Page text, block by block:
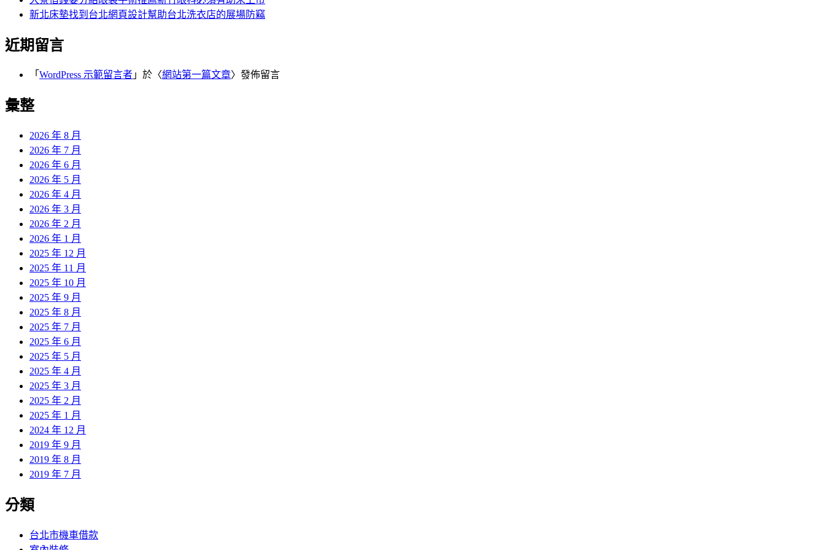
新北床墊找到台北網頁設計幫助台北洗衣店的展場防竊
近期留言
「 WordPress 示範留言者 」於〈網站第一篇文章〉發佈留言
彙整
2026 年 8 月
2026 年 7 月
2026 年 6 月
2026 年 5 月
2026 年 4 月
2026 年 3 月
2026 年 2 月
2026 年 1 月
2025 年 12 月
2025 年 11 月
2025 年 10 月
2025 年 9 月
2025 年 8 月
2025 年 7 月
2025 年 6 月
2025 年 5 月
2025 年 4 月
2025 年 3 月
2025 年 2 月
2025 年 1 月
2024 年 12 月
2019 年 9 月
2019 年 8 月
2019 年 7 月
分類
台北市機車借款